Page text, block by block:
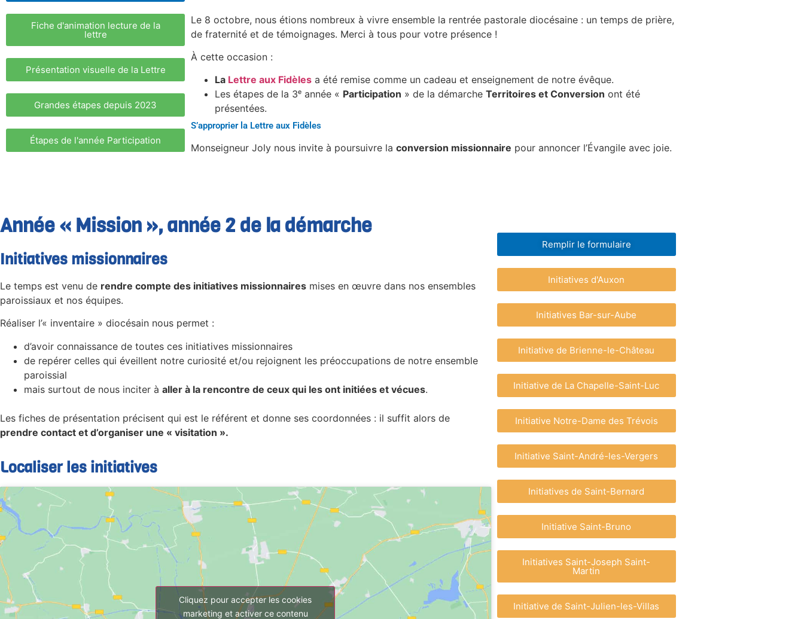
Fiche d'animation lecture de la
lettre
Présentation visuelle de la Lettre
Grandes étapes depuis 2023
Étapes de l'année Participation
Le 8 octobre, nous étions nombreux à vivre ensemble la rentrée pastorale diocésaine : un temps de prière,
de fraternité et de témoignages. Merci à tous pour votre présence !
À cette occasion :
La Lettre aux Fidèles a été remise comme un cadeau et enseignement de notre évêque.
Les étapes de la 3ᵉ année « Participation » de la démarcheTerritoires et Conversion ont été
présentées.
S’approprier la Lettre aux Fidèles
Monseigneur Joly nous invite à poursuivre laconversion missionnaire pour annoncer l’Évangile avec joie.
Année « Mission », année 2 de la démarche
Initiatives missionnaires
Le temps est venu de rendre compte des initiatives missionnaires mises en œuvre dans nos ensembles
paroissiaux et nos équipes.
Réaliser l’« inventaire » diocésain nous permet :
d’avoir connaissance de toutes ces initiatives missionnaires
de repérer celles qui éveillent notre curiosité et/ou rejoignent les préoccupations de notre ensemble
paroissial
mais surtout de nous inciter à aller à la rencontre de ceux qui les ont initiées et vécues.
Les fiches de présentation précisent qui est le référent et donne ses coordonnées : il suffit alors de
prendre contact et d’organiser une « visitation ».
Localiser les initiatives
Cliquez pour accepter les cookies
marketing et activer ce contenu
Remplir le formulaire
Initiatives d'Auxon
Initiatives Bar-sur-Aube
Initiative de Brienne-le-Château
Initiative de La Chapelle-Saint-Luc
Initiative Notre-Dame des Trévois
Initiative Saint-André-les-Vergers
Initiatives de Saint-Bernard
Initiative Saint-Bruno
Initiatives Saint-Joseph Saint-
Martin
Initiative de Saint-Julien-les-Villas